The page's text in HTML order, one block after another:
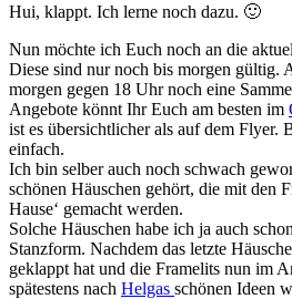
Hui, klappt. Ich lerne noch dazu. 🙂
Nun möchte ich Euch noch an die
Diese sind nur noch bis morgen gültig.
morgen gegen 18 Uhr noch eine
Angebote könnt Ihr Euch am besten im
ist es übersichtlicher als auf dem Flyer.
einfach.
Ich bin selber auch noch schwach
schönen Häuschen gehört, die mit den
Hause‘ gemacht werden.
Solche Häuschen habe ich ja auch
Stanzform. Nachdem das letzte
geklappt hat und die Framelits nun im
spätestens nach Helgas schönen Ideen